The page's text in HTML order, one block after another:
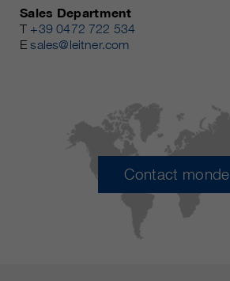
Sales Department
T +39 0472 722 534
Esales@leitner.com
Contact monde